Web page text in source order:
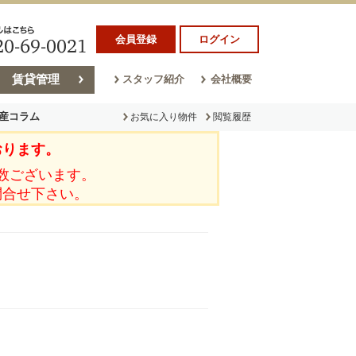
会員登録 ログイン
賃貸管理 スタッフ紹介 会社概要
コラム
ム
お気に入り物件 閲覧履歴
ます。
ざいます。
せ下さい。